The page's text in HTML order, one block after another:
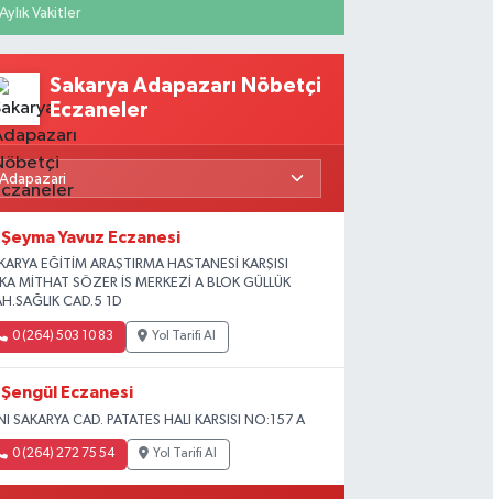
Aylık Vakitler
Sakarya Adapazarı Nöbetçi
Eczaneler
Şeyma Yavuz Eczanesi
EĞİTİM ARAŞTIRMA HASTANESİ KARŞISI
MİTHAT SÖZER İS MERKEZİ A BLOK GÜLLÜK
CAD.5 1D
0 (264) 503 10 83 Yol Tarifi Al
Şengül Eczanesi
SAKARYA CAD. PATATES HALI KARSISI NO:157 A
0 (264) 272 75 54 Yol Tarifi Al